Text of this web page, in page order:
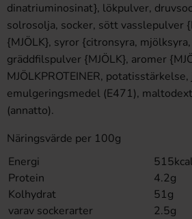
dinatriuminosinat}, lökpulver,
solrosolja, socker, sött vasslepulver
{MJÖLK}, syror {citronsyra,
gräddfilspulver {MJÖLK}, aromer
MJÖLKPROTEINER,
emulgeringsmedel (E471),
(annatto).
Näringsvärde per 100g
Energi
Protein
4.2g
Kolhydrat
51g
varav sockerarter
2.5g